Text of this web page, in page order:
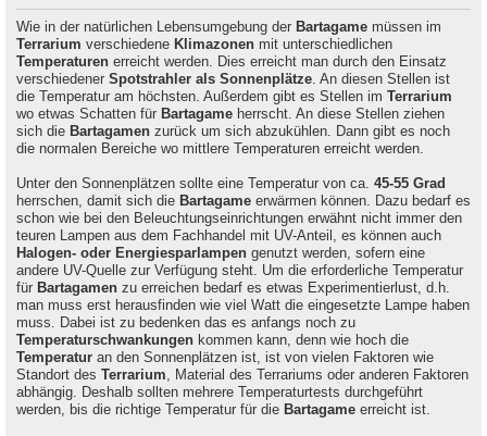
Wie in der natürlichen Lebensumgebung der Bartagame müssen im
Terrarium verschiedene Klimazonen mit unterschiedlichen
Temperaturen erreicht werden. Dies erreicht man durch den Einsatz
verschiedener Spotstrahler als Sonnenplätze. An diesen Stellen ist
die Temperatur am höchsten. Außerdem gibt es Stellen im Terrarium
wo etwas Schatten für Bartagame herrscht. An diese Stellen ziehen
sich die Bartagamen zurück um sich abzukühlen. Dann gibt es noch
die normalen Bereiche wo mittlere Temperaturen erreicht werden.
Unter den Sonnenplätzen sollte eine Temperatur von ca. 45-55 Grad
herrschen, damit sich die Bartagame erwärmen können. Dazu bedarf es
schon wie bei den Beleuchtungseinrichtungen erwähnt nicht immer den
teuren Lampen aus dem Fachhandel mit UV-Anteil, es können auch
Halogen- oder Energiesparlampen genutzt werden, sofern eine
andere UV-Quelle zur Verfügung steht. Um die erforderliche Temperatur
für Bartagamen zu erreichen bedarf es etwas Experimentierlust, d.h.
man muss erst herausfinden wie viel Watt die eingesetzte Lampe haben
muss. Dabei ist zu bedenken das es anfangs noch zu
Temperaturschwankungen kommen kann, denn wie hoch die
Temperatur an den Sonnenplätzen ist, ist von vielen Faktoren wie
Standort des Terrarium, Material des Terrariums oder anderen Faktoren
abhängig. Deshalb sollten mehrere Temperaturtests durchgeführt
werden, bis die richtige Temperatur für die Bartagame erreicht ist.